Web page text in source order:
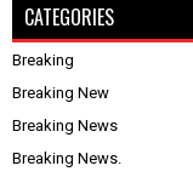
CATEGORIES
Breaking
Breaking New
Breaking News
Breaking News.